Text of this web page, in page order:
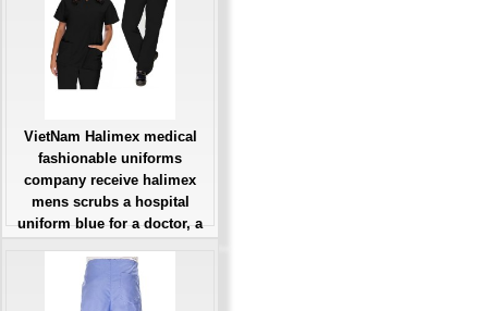
VietNam Halimex medical
fashionable uniforms
company receive halimex
mens scrubs a hospital
uniform blue for a doctor, a
workers
Giá: Liên Hệ